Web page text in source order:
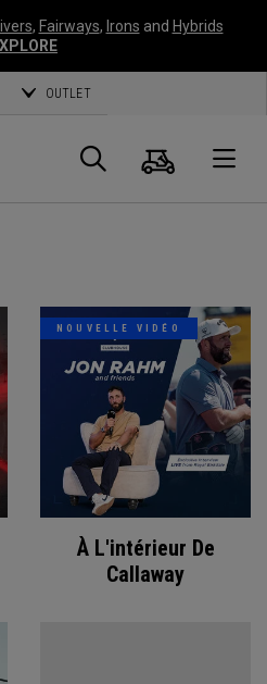
, Fairways, Irons and Hybrids
OUTLET
Panier
NOUVELLE VIDÉO
À L'intérieur De
Callaway